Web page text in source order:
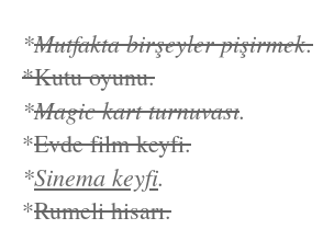
*Mutfakta birşeyler pişirmek.
*Kutu oyunu.
*Magic kart turnuvası.
*Evde film keyfi.
*Sinema keyfi.
*Rumeli hisarı.